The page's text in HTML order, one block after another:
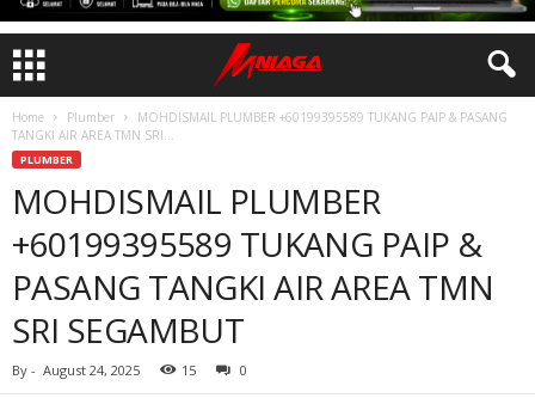
Home Plumber
MOHDISMAIL PLUMBER +60199395589 TUKANG PAIP & PASANG
TANGKI AIR AREA TMN SRI...
PLUMBER
MOHDISMAIL PLUMBER
+60199395589 TUKANG PAIP &
PASANG TANGKI AIR AREA TMN
SRI SEGAMBUT
By - August 24, 2025 15 0